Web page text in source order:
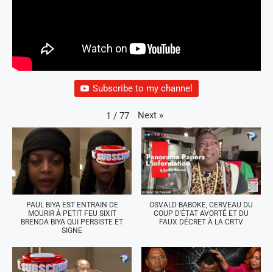
Subscribe to my channel
1 / 77 Next »
PAUL BIYA EST ENTRAIN DE
MOURIR À PETIT FEU SIXIT
BRENDA BIYA QUI PERSISTE ET
SIGNE
OSVALD BABOKE, CERVEAU DU
COUP D'ÉTAT AVORTÉ ET DU
FAUX DÉCRET À LA CRTV